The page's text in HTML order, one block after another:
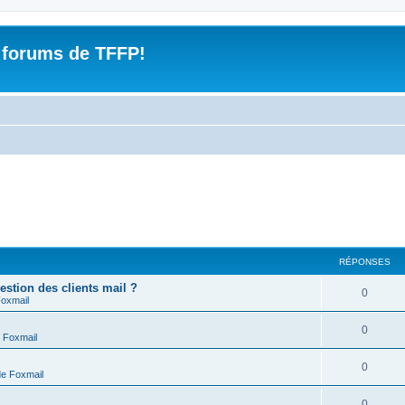
de TFFP!
RÉPONSES
des clients mail ? 0R
é
o
n
Foxmail
0R
é
o
Foxmail
0R
é